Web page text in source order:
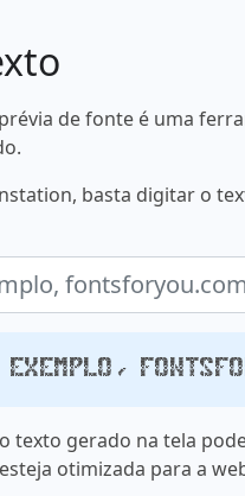
de fonte é uma
basta digitar o
texto gerado na tela
otimizada para a